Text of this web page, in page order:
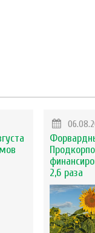
2,6 раза